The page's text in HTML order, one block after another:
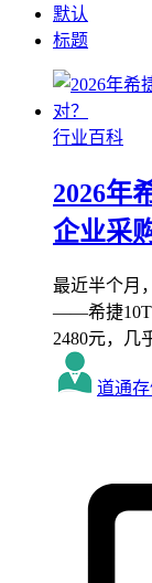
默认
标题
行业百科
2026年
企业采
最近半个月
——希捷10T
2480元，几
道通